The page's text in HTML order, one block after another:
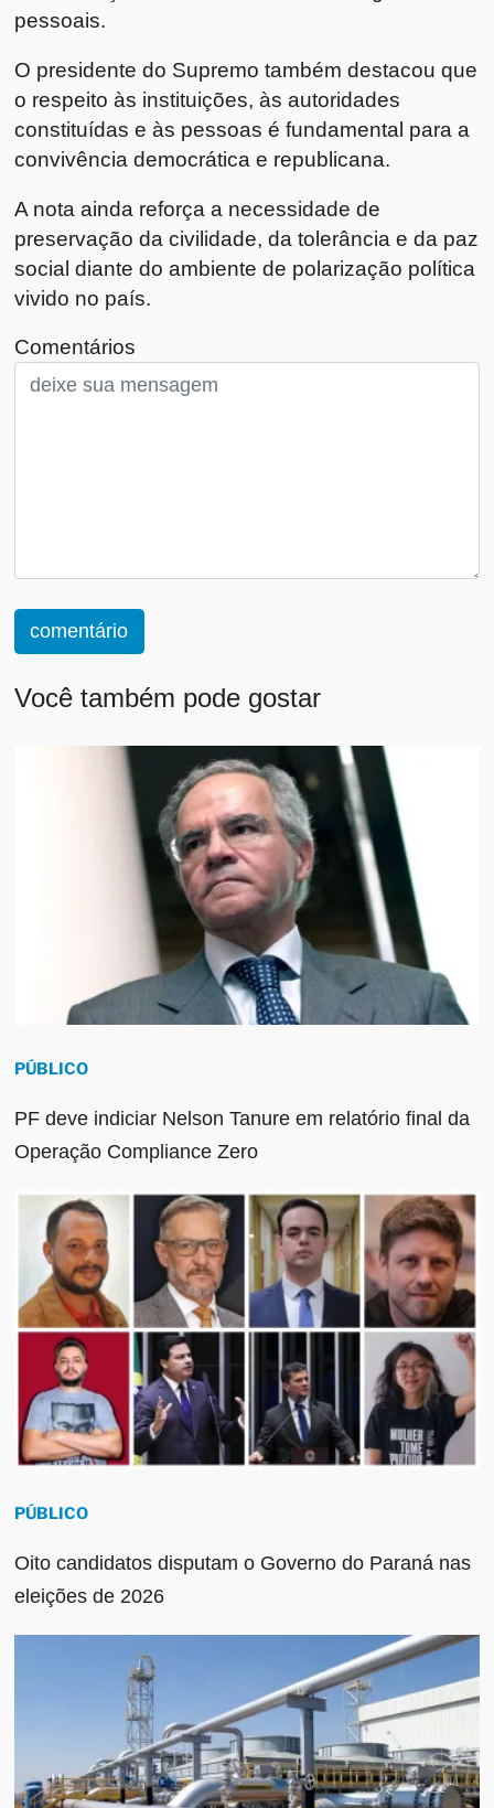
pessoais.
O presidente do Supremo também destacou que
o respeito às instituições, às autoridades
constituídas e às pessoas é fundamental para a
convivência democrática e republicana.
A nota ainda reforça a necessidade de
preservação da civilidade, da tolerância e da paz
social diante do ambiente de polarização política
vivido no país.
Comentários
comentário
Você também pode gostar
PÚBLICO
PF deve indiciar Nelson Tanure em relatório final da
Operação Compliance Zero
PÚBLICO
Oito candidatos disputam o Governo do Paraná nas
eleições de 2026